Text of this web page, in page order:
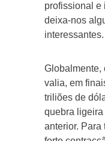
profissional e
deixa-nos
interessantes.
Globalmente,
valia, em
triliões de
quebra
anterior. Para